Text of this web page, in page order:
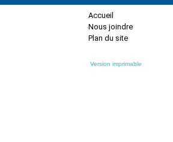
Accueil
Nous joindre
Plan du site
Version imprimable